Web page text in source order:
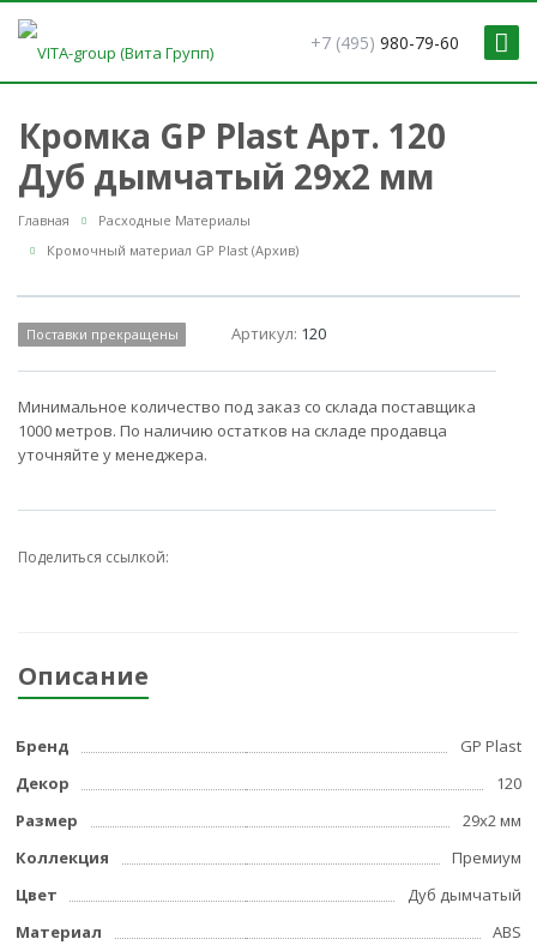
+7 (495) 980-79-60
Кромка GP Plast Арт. 120
Дуб дымчатый 29x2 мм
Главная
Расходные Материалы
Кромочный материал GP Plast (Архив)
Поставки прекращены Артикул: 120
Минимальное количество под заказ со склада поставщика
1000 метров. По наличию остатков на складе продавца
уточняйте у менеджера.
Поделиться ссылкой:
Описание
Бренд
GP Plast
Декор
120
Размер
29x2 мм
Коллекция
Премиум
Цвет
Дуб дымчатый
Материал
ABS